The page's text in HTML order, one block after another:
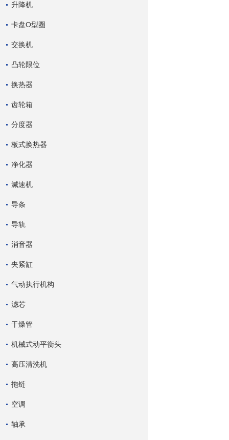
升降机
卡盘O型圈
交换机
凸轮限位
换热器
齿轮箱
分度器
板式换热器
净化器
減速机
导条
导轨
消音器
夹紧缸
气动执行机构
滤芯
干燥管
机械式动平衡头
高压清洗机
拖链
空调
轴承